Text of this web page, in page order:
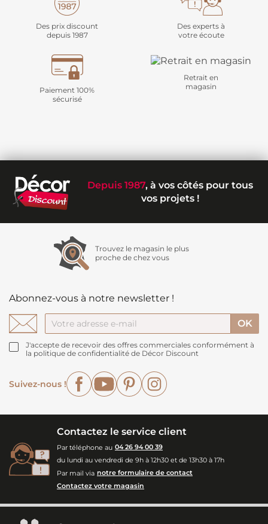
Des prix discount
depuis 1987
Des experts à
votre écoute
Paiement 100%
sécurisé
Retrait en
magasin
Depuis 1987, à vos côtés pour tous
vos projets !
Trouvez le magasin le plus
proche de chez vous
Abonnez-vous à notre newsletter !
J'accepte de recevoir des offres commerciales conformément à
la politique de confidentialité de Décor Discount
Suivez-nous !
FacebookYouTubePinterest
Contactez le service client
Par téléphone au 04 26 94 00 39
du lundi au vendredi de 9h à 12h30 et de 13h30 à 17h
Par mail via notre formulaire de contact
Contactez votre magasin